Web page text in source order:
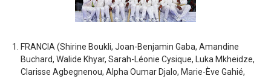
FRANCIA (Shirine Boukli, Joan-Benjamin Gaba, Amandine
Buchard, Walide Khyar, Sarah-Léonie Cysique, Luka Mkheidze,
Clarisse Agbegnenou, Alpha Oumar Djalo, Marie-Ève Gahié,